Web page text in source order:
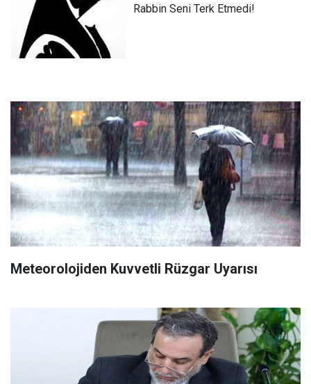
Rabbin Seni Terk Etmedi!
Meteorolojiden Kuvvetli Rüzgar Uyarısı